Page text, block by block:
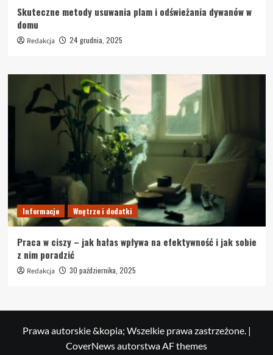
Skuteczne metody usuwania plam i odświeżania dywanów w
domu
Redakcja 24 grudnia, 2025
Informacje Wnętrze i dodatki
Praca w ciszy – jak hałas wpływa na efektywność i jak sobie
z nim poradzić
Redakcja 30 października, 2025
Prawa autorskie &kopia; Wszelkie prawa zastrzeżone. |
CoverNewsautorstwa AF themes